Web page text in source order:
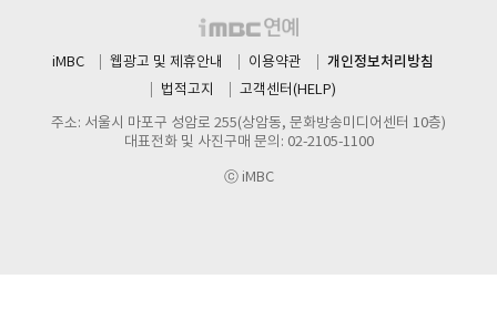
iMBC 웹광고 및 제휴안내 이용약관 개인정보처리방침
법적고지
고객센터(HELP)
주소: 서울시 마포구 성암로 255(상암동, 문화방송미디어센터 10층)
대표전화 및 사진구매 문의: 02-2105-1100
ⓒ iMBC